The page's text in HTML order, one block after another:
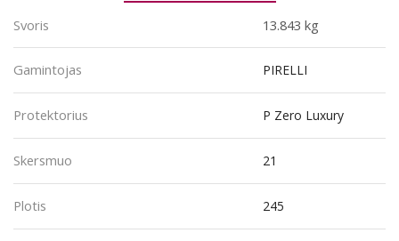
Svoris 13.843 kg
Gamintojas PIRELLI
Protektorius P Zero Luxury
Skersmuo 21
Plotis 245